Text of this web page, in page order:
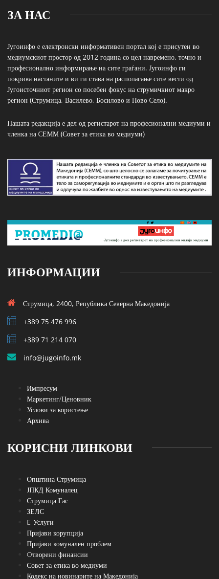
ЗА НАС
Југоинфо е електронски информативен портал кој е присутен во
медиумскиот простор од 2012 година со цел навремено, точно и
професионално информирање на сите граѓани. Југоинфо ги
покрива настаните и ви ги става на располагање сите вести од
Југоисточниот регион со посебен фокус на струмичкиот макро
регион (Струмица, Василево, Босилово и Ново Село).
Нашата редакција е дел од регистарот на професионални медиуми и
членка на СЕММ (Совет за етика во медиуми)
ИНФОРМАЦИИ
Струмица, 2400, Република Северна Македонија
+389 75 476 996
+389 71 214 070
info@jugoinfo.mk
Импресум
Маркетинг/Ценовник
Услови за користење
Архива
КОРИСНИ ЛИНКОВИ
Општина Струмица
ЈПКД Комуналец
Струмица Гас
ЗЕЛС
E-Услуги
Пријави корупција
Пријави комунален проблем
Oтворени финансии
Совет за етика во медиуми
Кодекс на новинарите на Македонија